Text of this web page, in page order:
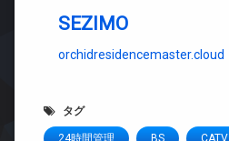
SEZIMO
orchidresidencemaster.cloud
タグ
24時間管理 BS CATV